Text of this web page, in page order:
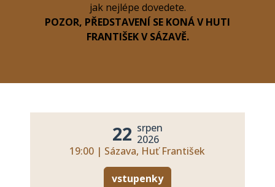
jak nejlépe dovedete.
POZOR, PŘEDSTAVENÍ SE KONÁ V HUTI
FRANTIŠEK V SÁZAVĚ.
22 srpen
2026
19:00 | Sázava, Huť František
vstupenky